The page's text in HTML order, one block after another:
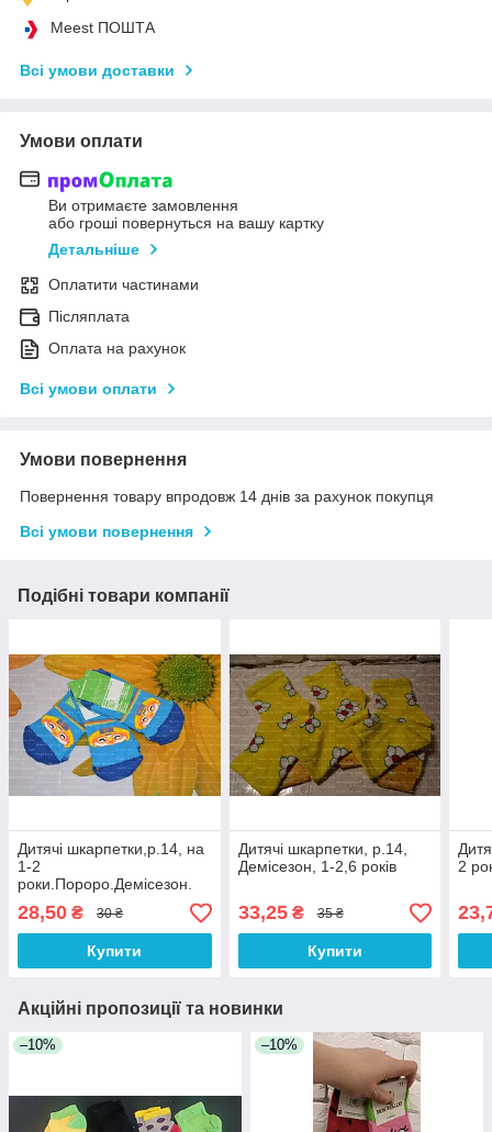
Meest ПОШТА
Всі умови доставки
Умови оплати
Ви отримаєте замовлення
або гроші повернуться на вашу картку
Детальніше
Оплатити частинами
Післяплата
Оплата на рахунок
Всі умови оплати
Умови повернення
Повернення товару впродовж 14 днів за рахунок покупця
Всі умови повернення
Подібні товари компанії
Дитячі шкарпетки,р.14, на
1-2
роки.Пороро.Демісезон.
28,50 ₴ 30 ₴
Купити
Дитячі шкарпетки, р.14,
Демісезон, 1-2,6 років
33,25₴ 35 ₴
Купити
2
Акційні пропозиції та новинки
–10% –10%